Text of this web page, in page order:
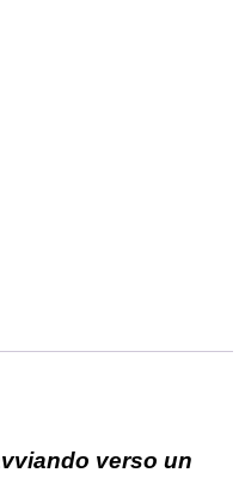
verso un